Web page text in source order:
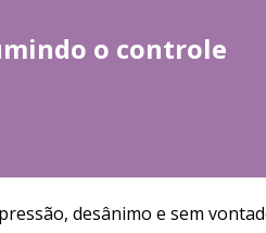
o controle
desânimo e sem